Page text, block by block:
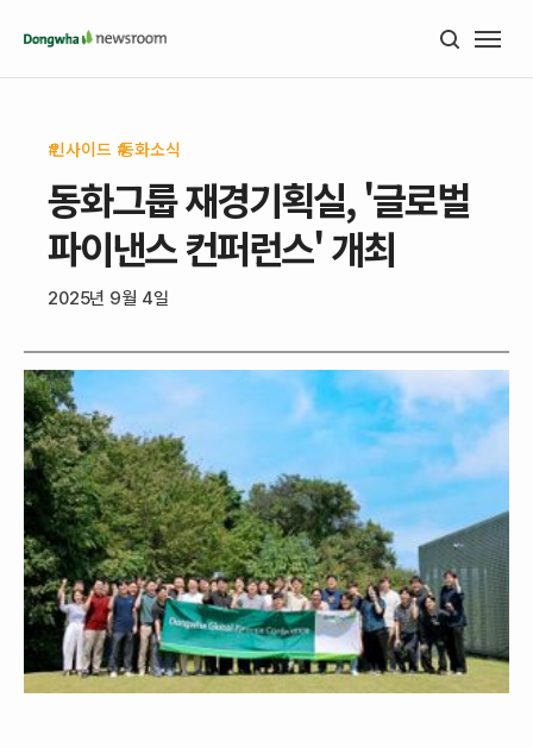
인사이드 동화소식
동화그룹 재경기획실, '글로벌
파이낸스 컨퍼런스' 개최
2025년 9월 4일